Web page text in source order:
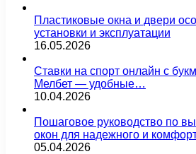
Пластиковые окна и двери
установки и эксплуатации
16.05.2026
Ставки на спорт онлайн с
Мелбет — удобные…
10.04.2026
Пошаговое руководство по
окон для надежного и
05.04.2026